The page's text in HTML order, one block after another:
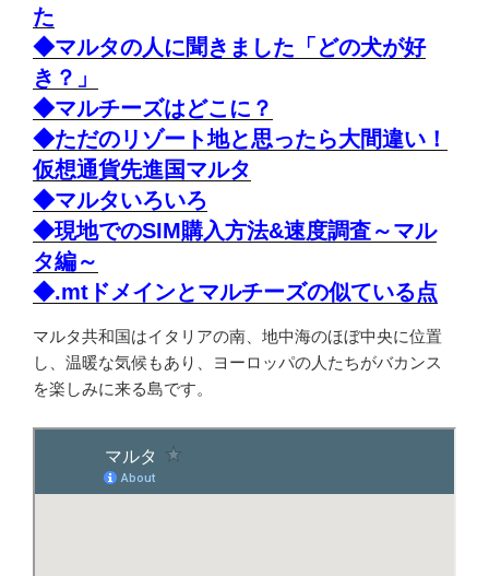
た
◆マルタの人に聞きました「どの犬が好
き？」
◆マルチーズはどこに？
◆ただのリゾート地と思ったら大間違い！
仮想通貨先進国マルタ
◆マルタいろいろ
◆現地でのSIM購入方法&速度調査～マル
タ編～
◆.mtドメインとマルチーズの似ている点
マルタ共和国はイタリアの南、地中海のほぼ中央に位置
し、温暖な気候もあり、ヨーロッパの人たちがバカンス
を楽しみに来る島です。